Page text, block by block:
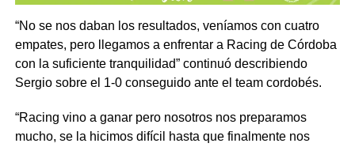
“No se nos daban los resultados, veníamos con cuatro
empates, pero llegamos a enfrentar a Racing de Córdoba
con la suficiente tranquilidad” continuó describiendo
Sergio sobre el 1-0 conseguido ante el team cordobés.
“Racing vino a ganar pero nosotros nos preparamos
mucho, se la hicimos difícil hasta que finalmente nos